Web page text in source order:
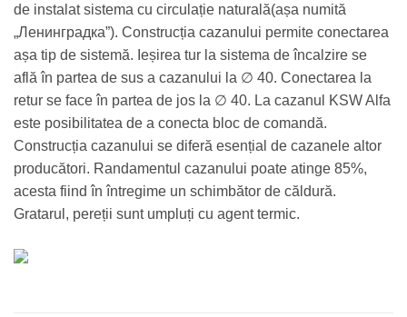
de instalat sistema cu circulație naturală(așa numită
„Ленинградка”). Construcția cazanului permite conectarea
așa tip de sistemă. Ieșirea tur la sistema de încalzire se
află în partea de sus a cazanului la ∅ 40. Conectarea la
retur se face în partea de jos la ∅ 40. La cazanul KSW Alfa
este posibilitatea de a conecta bloc de comandă.
Construcția cazanului se diferă esențial de cazanele altor
producători. Randamentul cazanului poate atinge 85%,
acesta fiind în întregime un schimbător de căldură.
Gratarul, pereții sunt umpluți cu agent termic.